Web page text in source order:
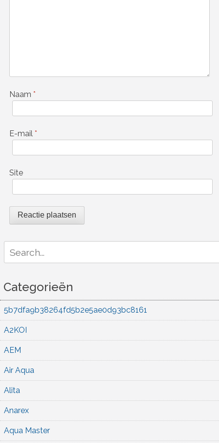
Naam *
E-mail *
Site
for:
Categorieën
5b7dfa9b38264fd5b2e5ae0d93bc8161
A2KOI
AEM
Air Aqua
Alita
Anarex
Aqua Master